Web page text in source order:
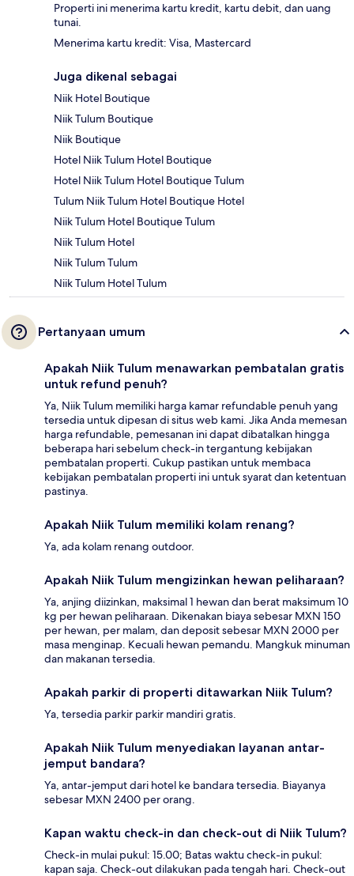
Properti ini menerima kartu kredit, kartu debit, dan uang
tunai.
Menerima kartu kredit: Visa, Mastercard
Juga dikenal sebagai
Niik Hotel Boutique
Niik Tulum Boutique
Niik Boutique
Hotel Niik Tulum Hotel Boutique
Hotel Niik Tulum Hotel Boutique Tulum
Tulum Niik Tulum Hotel Boutique Hotel
Niik Tulum Hotel Boutique Tulum
Niik Tulum Hotel
Niik Tulum Tulum
Niik Tulum Hotel Tulum
Pertanyaan umum
Apakah Niik Tulum menawarkan pembatalan gratis
untuk refund penuh?
Ya, Niik Tulum memiliki harga kamar refundable penuh yang
tersedia untuk dipesan di situs web kami. Jika Anda memesan
harga refundable, pemesanan ini dapat dibatalkan hingga
beberapa hari sebelum check-in tergantung kebijakan
pembatalan properti. Cukup pastikan untuk membaca
kebijakan pembatalan properti ini untuk syarat dan ketentuan
pastinya.
Apakah Niik Tulum memiliki kolam renang?
Ya, ada kolam renang outdoor.
Apakah Niik Tulum mengizinkan hewan peliharaan?
Ya, anjing diizinkan, maksimal 1 hewan dan berat maksimum 10
kg per hewan peliharaan. Dikenakan biaya sebesar MXN 150
per hewan, per malam, dan deposit sebesar MXN 2000 per
masa menginap. Kecuali hewan pemandu. Mangkuk minuman
dan makanan tersedia.
Apakah parkir di properti ditawarkan Niik Tulum?
Ya, tersedia parkir parkir mandiri gratis.
Apakah Niik Tulum menyediakan layanan antar-
jemput bandara?
Ya, antar-jemput dari hotel ke bandara tersedia. Biayanya
sebesar MXN 2400 per orang.
Kapan waktu check-in dan check-out di Niik Tulum?
Check-in mulai pukul: 15.00; Batas waktu check-in pukul:
kapan saja. Check-out dilakukan pada tengah hari. Check-out